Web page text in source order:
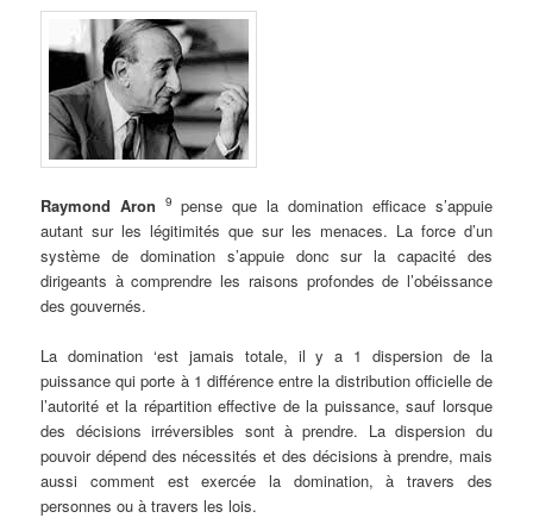
Raymond Aron 9pense que la domination efficace s’appuie
autant sur les légitimités que sur les menaces. La force d’un
système de domination s’appuie donc sur la capacité des
dirigeants à comprendre les raisons profondes de l’obéissance
des gouvernés.
La domination ‘est jamais totale, il y a 1 dispersion de la
puissance qui porte à 1 différence entre la distribution officielle de
l’autorité et la répartition effective de la puissance, sauf lorsque
des décisions irréversibles sont à prendre. La dispersion du
pouvoir dépend des nécessités et des décisions à prendre, mais
aussi comment est exercée la domination, à travers des
personnes ou à travers les lois.